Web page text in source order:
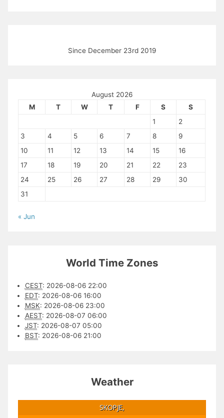
Since December 23rd 2019
August 2026
M
T W T F S
S
1
2
3
4 5 6 7 8
9
10
11 12 13 14 15
16
17
18 19 20 21 22
23
24
25 26 27 28 29
30
31
« Jun
World Time Zones
CEST: 2026-08-06 22:00
EDT: 2026-08-06 16:00
MSK: 2026-08-06 23:00
AEST: 2026-08-07 06:00
JST: 2026-08-07 05:00
BST: 2026-08-06 21:00
Weather
SKOPJE,